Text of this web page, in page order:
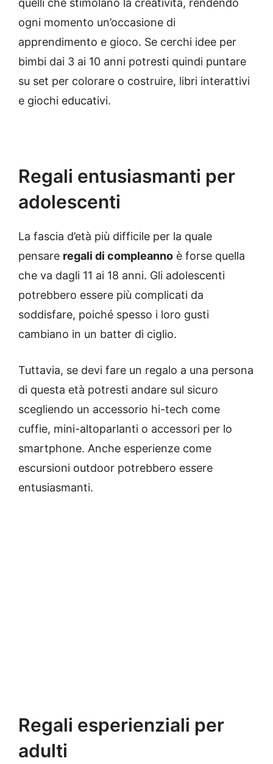
quelli che stimolano la creatività, rendendo
ogni momento un’occasione di
apprendimento e gioco. Se cerchi idee per
bimbi dai 3 ai 10 anni potresti quindi puntare
su set per colorare o costruire, libri interattivi
e giochi educativi.
Regali entusiasmanti per
adolescenti
La fascia d’età più difficile per la quale
pensare regali di compleanno è forse quella
che va dagli 11 ai 18 anni. Gli adolescenti
potrebbero essere più complicati da
soddisfare, poiché spesso i loro gusti
cambiano in un batter di ciglio.
Tuttavia, se devi fare un regalo a una persona
di questa età potresti andare sul sicuro
scegliendo un accessorio hi-tech come
cuffie, mini-altoparlanti o accessori per lo
smartphone. Anche esperienze come
escursioni outdoor potrebbero essere
entusiasmanti.
Regali esperienziali per
adulti